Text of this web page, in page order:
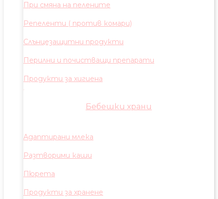
При смяна на пелените
Репеленти ( против комари)
Слънцезащитни продукти
Перилни и почистващи препарати
Продукти за хигиена
Бебешки храни
Адаптирани млека
Разтворими каши
Пюрета
Продукти за хранене